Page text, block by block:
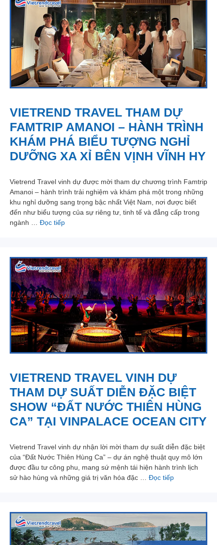
VIETREND TRAVEL THAM DỰ
FAMTRIP AMANOI – HÀNH TRÌNH
KHÁM PHÁ BIỂU TƯỢNG NGHỈ
DƯỠNG XA XỈ BÊN VỊNH VĨNH HY
Vietrend Travel vinh dự được mời tham dự chương trình Famtrip
Amanoi – hành trình trải nghiệm và khám phá một trong những
khu nghỉ dưỡng sang trọng bậc nhất Việt Nam, nơi được biết
đến như biểu tượng của sự riêng tư, tinh tế và đẳng cấp trong
ngành … Đọc tiếp
VIETREND TRAVEL VINH DỰ
THAM DỰ SUẤT DIỄN ĐẶC BIỆT
SHOW “ĐẤT NƯỚC THIÊN HÙNG
CA” TẠI VINPALACE OCEAN CITY
Vietrend Travel vinh dự nhận lời mời tham dự suất diễn đặc biệt
của “Đất Nước Thiên Hùng Ca” – dự án nghệ thuật quy mô lớn
được đầu tư công phu, mang sứ mệnh tái hiện hành trình lịch
sử hào hùng và những giá trị văn hóa đặc … Đọc tiếp